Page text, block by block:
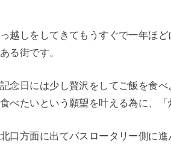
越しをしてきてもうすぐで一年ほ
る街です。
念日には少し贅沢をしてご飯を食
べたいという願望を叶える為に、
口方面に出てバスロータリー側に